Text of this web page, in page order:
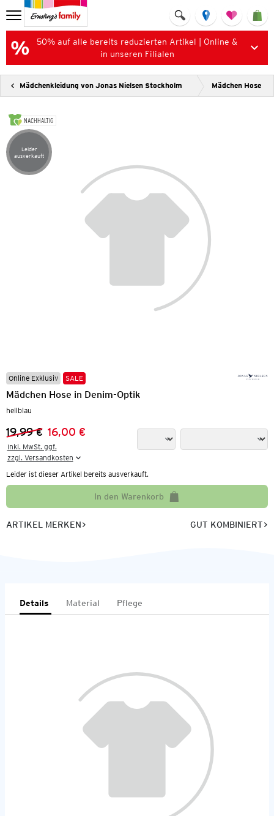
50% auf alle bereits reduzierten Artikel | Online &
in unseren Filialen
Mädchenkleidung von Jonas Nielsen Stockholm Mädchen Hose
NACHHALTIG
Artikel leider ausverkauft
Leider
ausverkauft
Online Exklusiv SALE
Mädchen Hose in Denim-Optik
hellblau
Vorheriger Preis:
19,99 €
Neuer Preis:
16,00 €
inkl. MwSt. ggf.
zzgl. Versandkosten
Leider ist dieser Artikel bereits ausverkauft.
In den Warenkorb
ARTIKEL MERKEN GUT KOMBINIERT
Details Material Pflege